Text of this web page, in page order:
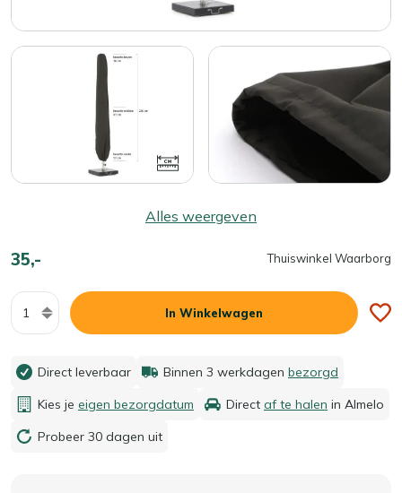
Alles weergeven
35,- Thuiswinkel Waarborg
Aantal
In Winkelwagen
Direct leverbaar Binnen 3 werkdagen bezorgd
Kies je eigen bezorgdatum Direct af te halen in Almelo
Probeer 30 dagen uit